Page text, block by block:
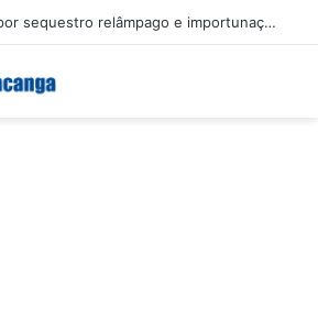
Homem é preso por sequestro relâmpago e importunação sexual em São Luís